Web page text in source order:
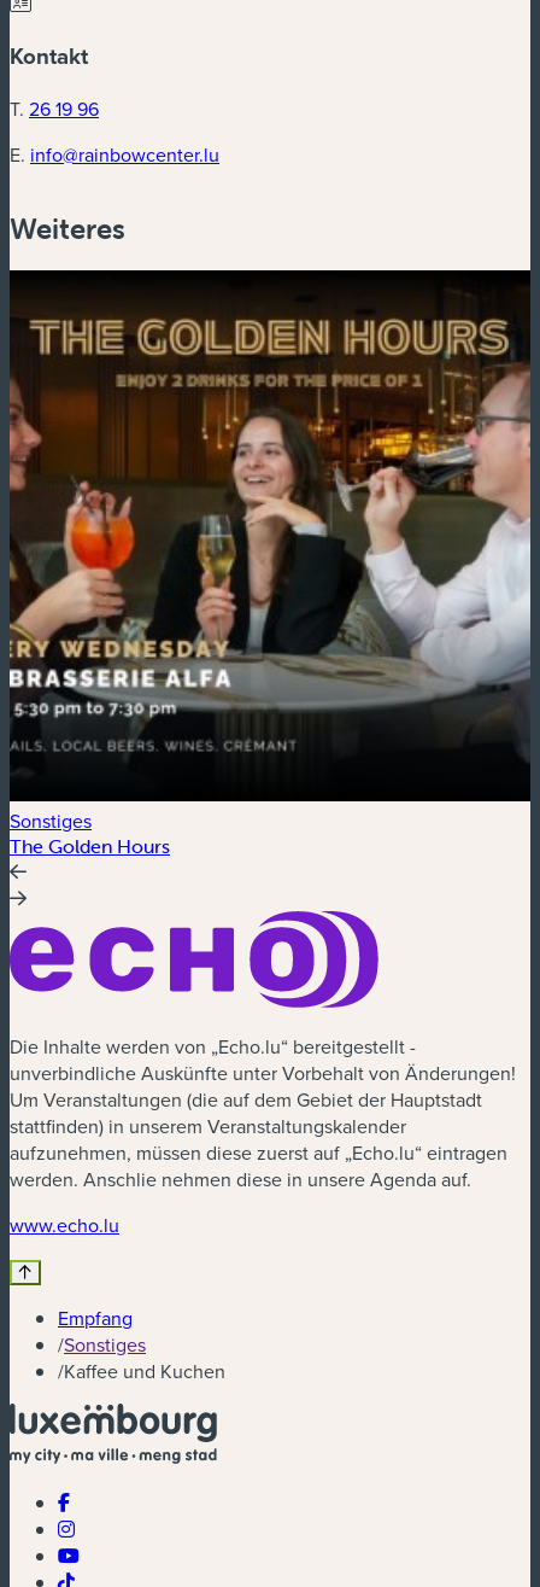
Kontakt
T. 26 19 96
E. info@rainbowcenter.lu
Weiteres
Sonstiges
The Golden Hours
Die Inhalte werden von „Echo.lu“ bereitgestellt -
unverbindliche Auskünfte unter Vorbehalt von Änderungen!
Um Veranstaltungen (die auf dem Gebiet der Hauptstadt
stattfinden) in unserem Veranstaltungskalender
aufzunehmen, müssen diese zuerst auf „Echo.lu“ eintragen
werden. Anschlie nehmen diese in unsere Agenda auf.
www.echo.lu
Empfang
/Sonstiges
/Kaffee und Kuchen